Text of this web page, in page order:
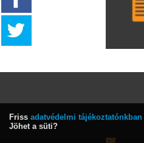
Friss adatvédelmi tájékoztatónkban
Jöhet a süti?